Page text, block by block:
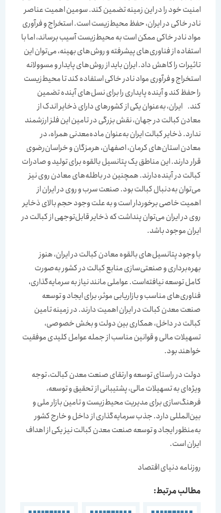
امنیت خود را در این زمینه تضمین کند. سومین اهمیت عناصر
نادر خاکی در ایران، حفظ محیط‌‌‌‌‌‌زیست است. استخراج و فرآوری
مواد نادر خاکی ممکن است به محیط‌زیست آسیب برساند، اما با
استفاده از فناوری‌های پیشرفته و روش‌های بهینه، می‌توان این
تاثیرات را کاهش داد. ایران باید از روش‌های پایدار و مسوولانه
استخراج و فرآوری مواد نادر خاکی استفاده کند تا محیط‌زیست
را حفظ کند و آینده پایداری را برای نسل‌‌‌‌‌‌های آینده تضمین
کند. ایران، به‌عنوان یکی از کشورهای دارای ذخایر اندک از
معادن کبالت در جهان، نقش بزرگی در تامین این فلز ارزشمند
ندارد. ذخایر کبالت ایران به‌عنوان ماده‌معدنی همراه، در
معادن استان‌های کرمان، اصفهان، هرمزگان و خراسان‌رضوی
قرار دارند. این مناطق یک پتانسیل بالقوه برای تولید و صادرات
کبالت در آینده‌دارند. همچنین در باطله‌‌‌‌‌‌های معادن روی نیز
می‌توان به‌دنبال کبالت بود. صنعت سرب و روی در ایران از
اهمیت خاصی برخوردار است و به علت وجود حجم بالای ذخایر
روی در ایران می‌توان پنداشت که ذخایر قابل‌توجهی از کبالت در
ایران موجود باشد.
با وجود پتانسیل‌های بالقوه معادن کبالت در ایران، هنوز
بهره‌‌‌‌‌‌برداری و صنعتی‌‌‌‌‌‌سازی منابع کبالت در کشور به‌صورت
کامل توسعه ‌نیافته‌است. عواملی مانند نیاز به سرمایه‌گذاری،
فناوری‌های مناسب و بازاریابی موثر، برای ایجاد و توسعه
صنعت معدن کبالت در ایران اهمیت دارند. در زمینه تامین
کبالت در داخل، همکاری بین دولت و بخش خصوصی،
تسهیلات مالی و قوانین مناسب از جمله عوامل کلیدی موفقیت
خواهند بود.
دولت در راستای توسعه و ارتقای صنعت معدن کبالت، توجه
ویژه‌‌‌‌‌‌ای به تسهیلات مالی، پشتیبانی از تحقیق و توسعه،
فرهنگ‌سازی برای مدیریت محیط‌‌‌‌‌‌زیست و تامین بازار ملی و
بین‌المللی دارد. جذب سرمایه‌گذاری از داخل و خارج کشور
به‌‌‌‌‌‌منظور ایجاد و توسعه صنعت معدن کبالت نیز یکی از اهداف
ایران است.
روزنامه دنیای اقتصاد
مطالب مرتبط: